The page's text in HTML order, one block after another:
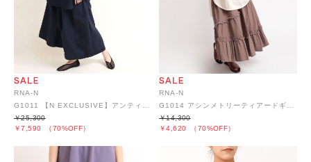
RNA-N
G1011 【N EXCLUSIVE】アンティークリネンギャザースカート
￥7,590 （70%OFF）
￥25,300
RNA-N
G1014 アシンメトリーティアードギャザースカート
￥4,620 （70%OFF）
￥14,300